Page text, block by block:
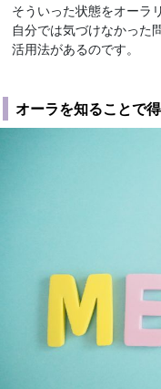
そういった状態をオーラ
自分では気づけなかった
活用法があるのです。
オーラを知ることで